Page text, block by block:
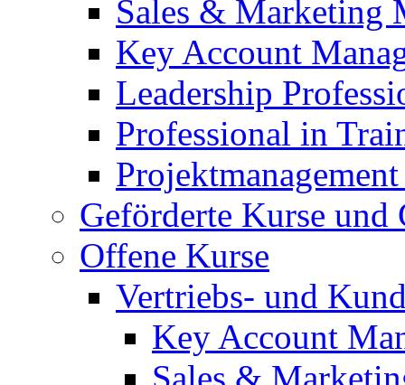
Sales & Marketing
Key Account
Leadership
Professional in
Geförderte Kurse
Offene Kurse
Vertriebs- und
Key Account